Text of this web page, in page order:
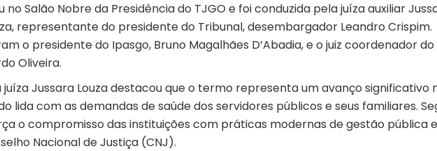
Salão Nobre da Presidência do TJGO e foi conduzida pela juíza auxiliar
representante do presidente do Tribunal, desembargador Leandro Crispim.
o presidente do Ipasgo, Bruno Magalhães D’Abadia, e o juiz coordenador do
Oliveira.
Jussara Louza destacou que o termo representa um avanço significativo
lida com as demandas de saúde dos servidores públicos e seus familiares.
o compromisso das instituições com práticas modernas de gestão pública
Nacional de Justiça (CNJ).